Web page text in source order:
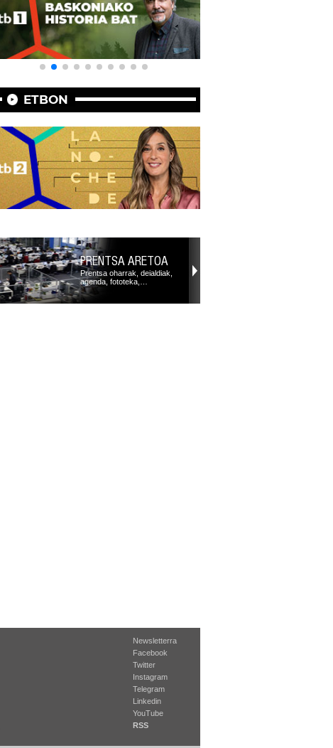
ETBON
PRENTSA ARETOA
Prentsa oharrak, deialdiak,
agenda, fototeka,…
Newsletterra
Facebook
Twitter
Instagram
Telegram
Linkedin
YouTube
RSS